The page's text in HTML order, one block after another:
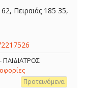
Πειραιάς 185 35,
ΠΑΙΔΙΑΤΡΟΣ
Προτεινόμενα